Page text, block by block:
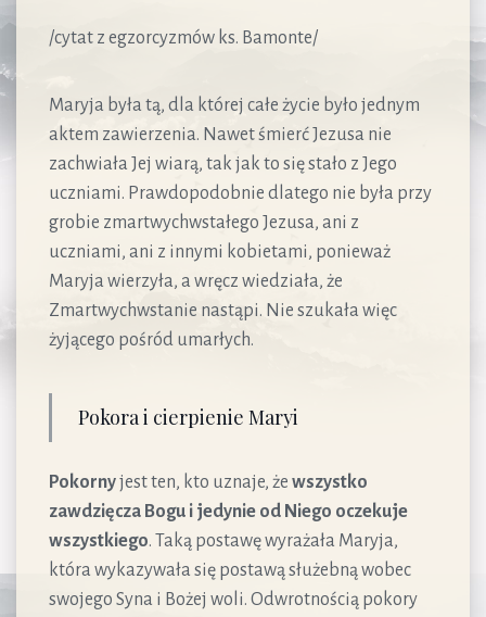
/cytat z egzorcyzmów ks. Bamonte/
Maryja była tą, dla której całe życie było jednym
aktem zawierzenia. Nawet śmierć Jezusa nie
zachwiała Jej wiarą, tak jak to się stało z Jego
uczniami. Prawdopodobnie dlatego nie była przy
grobie zmartwychwstałego Jezusa, ani z
uczniami, ani z innymi kobietami, ponieważ
Maryja wierzyła, a wręcz wiedziała, że
Zmartwychwstanie nastąpi. Nie szukała więc
żyjącego pośród umarłych.
Pokora i cierpienie Maryi
Pokornyjest ten, kto uznaje, że wszystko
zawdzięcza Bogu i jedynie od Niego oczekuje
wszystkiego. Taką postawę wyrażała Maryja,
która wykazywała się postawą służebną wobec
swojego Syna i Bożej woli. Odwrotnością pokory